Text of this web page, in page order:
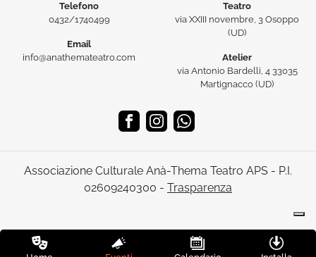
Telefono
0432/1740499
Email
info@anathemateatro.com
Teatro
via XXIII novembre, 3 Osoppo
(UD)
Atelier
via Antonio Bardelli, 4 33035
Martignacco (UD)
Associazione Culturale Anà-Thema Teatro APS - P.I.
02609240300 - Trasparenza